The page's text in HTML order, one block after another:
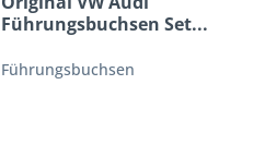
Führungsbuchsen Set...
Führungsbuchsen